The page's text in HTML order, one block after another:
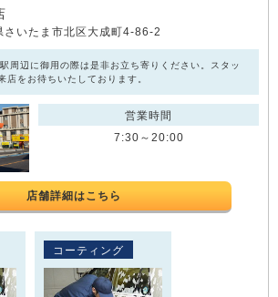
いたま市北区大成町4-86-2
周辺に御用の際は是非お立ち寄りください。スタッ
店をお待ちいたしております。
営業時間
7:30～20:00
店舗詳細はこちら
コーティング